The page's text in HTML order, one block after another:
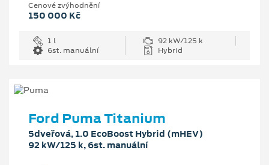
Cenové zvýhodnění
150 000 Kč
1 l
92 kW/125 k
6st. manuální
Hybrid
Ford Puma Titanium
5dveřová, 1.0 EcoBoost Hybrid (mHEV)
92 kW/125 k, 6st. manuální